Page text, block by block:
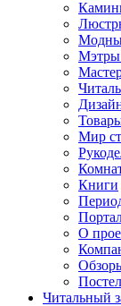
Мэтры
Мир
Книги
О
Читальный